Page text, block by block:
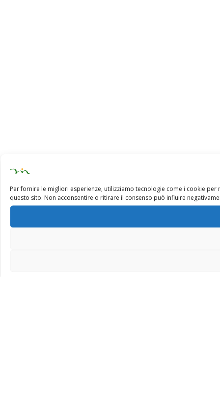
Per fornire le migliori esperienze, utilizziamo tecnologie come i cookie
questo sito. Non acconsentire o ritirare il consenso può influire